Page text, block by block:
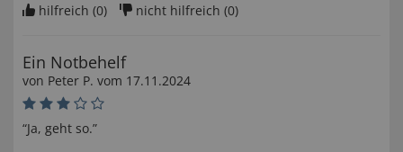
hilfreich (0) nicht hilfreich (0)
Ein Notbehelf
von Peter P. vom 17.11.2024
“Ja, geht so.”